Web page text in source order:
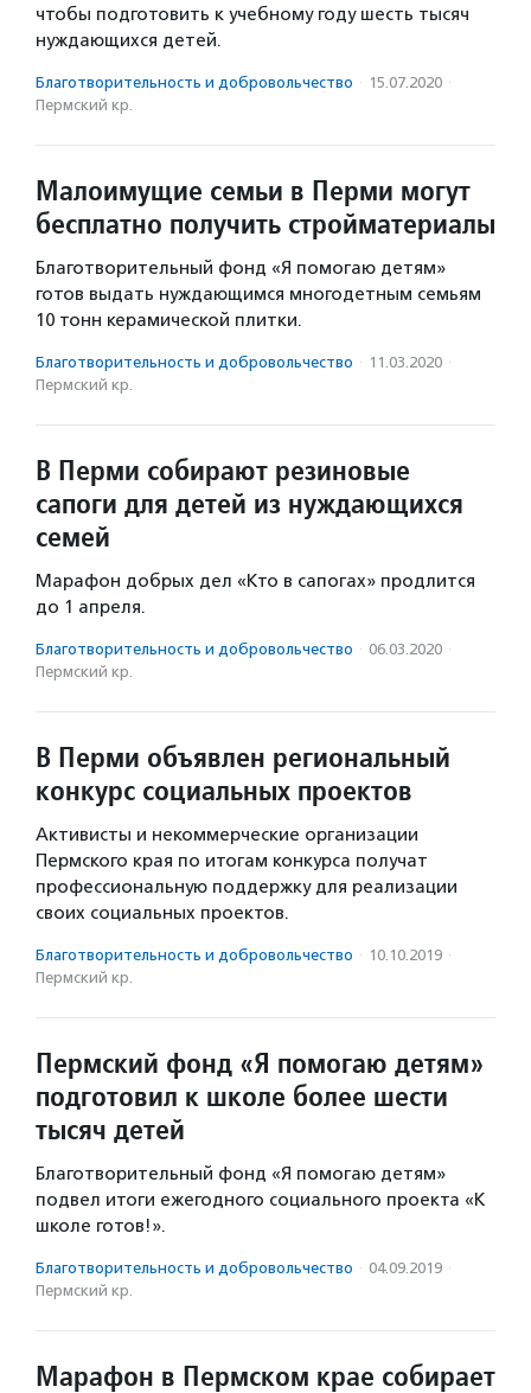
чтобы подготовить к учебному году шесть тысяч
нуждающихся детей.
Благотвори­тель­ность и доброволь­чест­во · 15.07.2020 ·
Пермский кр.
Малоимущие семьи в Перми могут
бесплатно получить стройматериалы
Благотворительный фонд «Я помогаю детям»
готов выдать нуждающимся многодетным семьям
10 тонн керамической плитки.
Благотвори­тель­ность и доброволь­чест­во · 11.03.2020 ·
Пермский кр.
В Перми собирают резиновые
сапоги для детей из нуждающихся
семей
Марафон добрых дел «Кто в сапогах» продлится
до 1 апреля.
Благотвори­тель­ность и доброволь­чест­во · 06.03.2020 ·
Пермский кр.
В Перми объявлен региональный
конкурс социальных проектов
Активисты и некоммерческие организации
Пермского края по итогам конкурса получат
профессиональную поддержку для реализации
своих социальных проектов.
Благотвори­тель­ность и доброволь­чест­во · 10.10.2019 ·
Пермский кр.
Пермский фонд «Я помогаю детям»
подготовил к школе более шести
тысяч детей
Благотворительный фонд «Я помогаю детям»
подвел итоги ежегодного социального проекта «К
школе готов!».
Благотвори­тель­ность и доброволь­чест­во · 04.09.2019 ·
Пермский кр.
Марафон в Пермском крае собирает